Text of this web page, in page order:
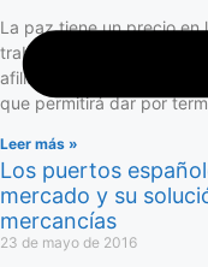
La paz tiene un precio en
trabajadores de la estiba
afiliados como paso
que permitirá dar por
Leer más »
Los puertos
mercado y su
mercancías
23 de mayo de 2016